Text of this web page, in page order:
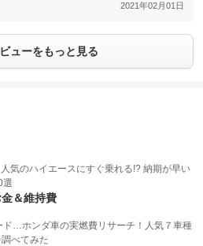
2021年02月01日
ューをもっと見る
人気のハイエースにすぐ乗れる!? 納期が早い
選
＆維持費
ド…ホンダ車の実燃費リサーチ！人気７車種
べてみた